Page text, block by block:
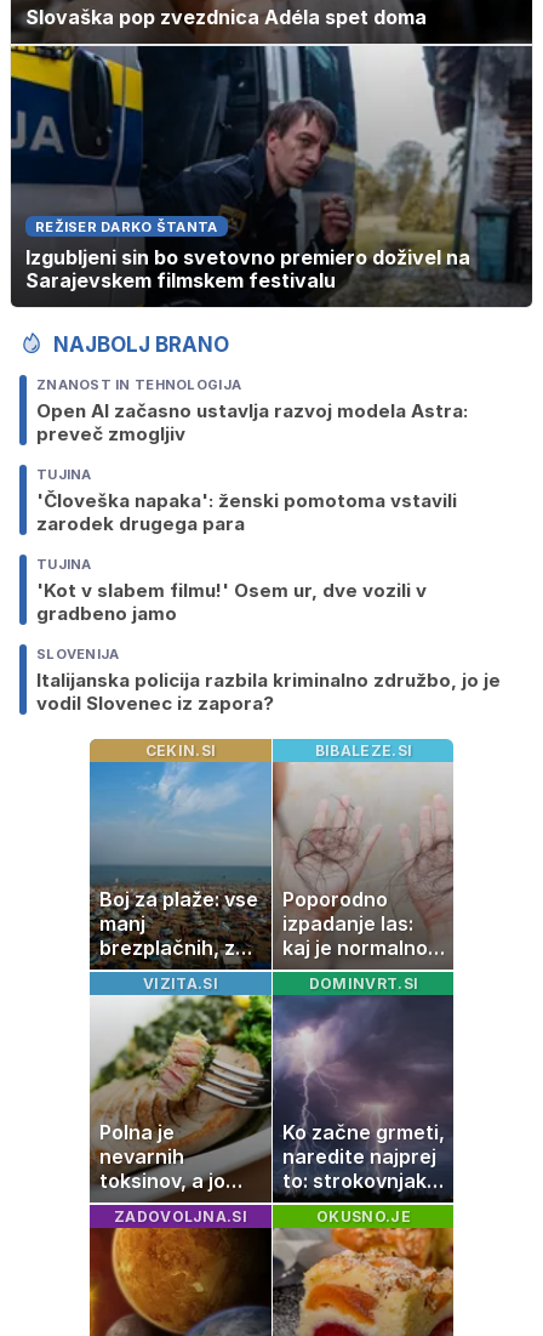
Slovaška pop zvezdnica Adéla spet doma
REŽISER DARKO ŠTANTA
Izgubljeni sin bo svetovno premiero doživel na
Sarajevskem filmskem festivalu
NAJBOLJ BRANO
ZNANOST IN TEHNOLOGIJA
Open AI začasno ustavlja razvoj modela Astra:
preveč zmogljiv
TUJINA
'Človeška napaka': ženski pomotoma vstavili
zarodek drugega para
TUJINA
'Kot v slabem filmu!' Osem ur, dve vozili v
gradbeno jamo
SLOVENIJA
Italijanska policija razbila kriminalno združbo, jo je
vodil Slovenec iz zapora?
CEKIN.SI
Boj za plaže: vse
manj
brezplačnih, za
ležalnik in
senčnik tudi več
kot 40 evrov
BIBALEZE.SI
Poporodno
izpadanje las:
kaj je normalno
in kako si
pomagati
VIZITA.SI
Polna je
nevarnih
toksinov, a jo
imamo vsi radi:
to je najbolj
nezdrava riba, ki
jo mnogi redno
uživajo
DOMINVRT.SI
Ko začne grmeti,
naredite najprej
to: strokovnjaki
opozarjajo na
pogosto napako
ZADOVOLJNA.SI OKUSNO.JE